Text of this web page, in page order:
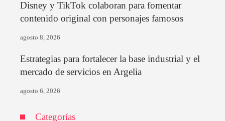
Disney y TikTok colaboran para fomentar
contenido original con personajes famosos
agosto 8, 2026
Estrategias para fortalecer la base industrial y el
mercado de servicios en Argelia
agosto 6, 2026
Categorías